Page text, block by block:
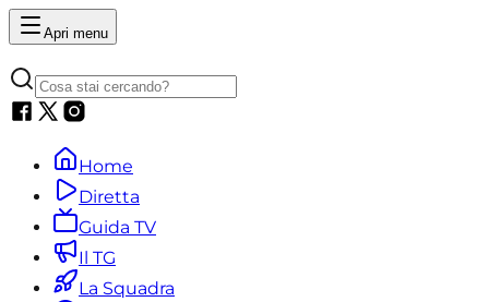
Apri menu
Home
Diretta
Guida TV
Il TG
La Squadra